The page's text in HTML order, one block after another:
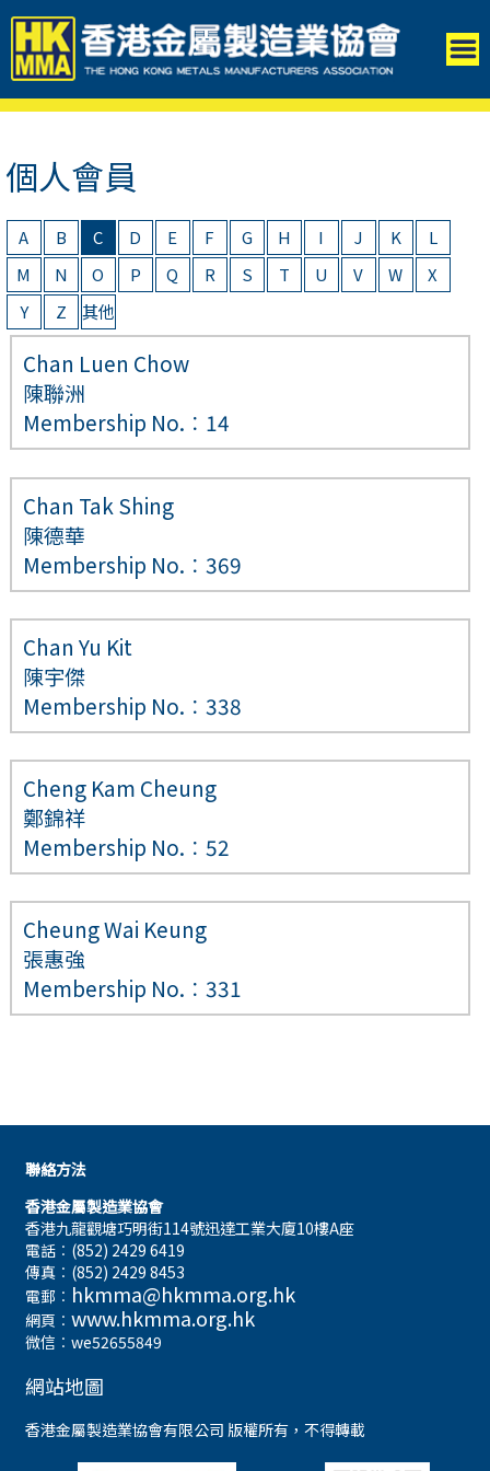
個人會員
A B C D E F G H I J K
L
M
N O P Q R S T U V W
X
Y
Z 其他
Chan Luen Chow
陳聯洲
Membership No.︰14
Chan Tak Shing
陳德華
Membership No.︰369
Chan Yu Kit
陳宇傑
Membership No.︰338
Cheng Kam Cheung
鄭錦祥
Membership No.︰52
Cheung Wai Keung
張惠強
Membership No.︰331
聯絡方法
香港金屬製造業協會
香港九龍觀塘巧明街114號迅達工業大廈10樓A座
電話︰(852) 2429 6419
傳真︰(852) 2429 8453
電郵︰ hkmma@hkmma.org.hk
網頁︰ www.hkmma.org.hk
微信︰we52655849
網站地圖
香港金屬製造業協會有限公司 版權所有，不得轉載